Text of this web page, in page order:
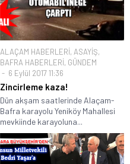
ALAÇAM HABERLERİ, ASAYİŞ,
BAFRA HABERLERİ, GÜNDEM
6 Eylül 2017 11:36
Zincirleme kaza!
Dün akşam saatlerinde Alaçam-
Bafra karayolu Yeniköy Mahallesi
mevkiinde karayoluna...